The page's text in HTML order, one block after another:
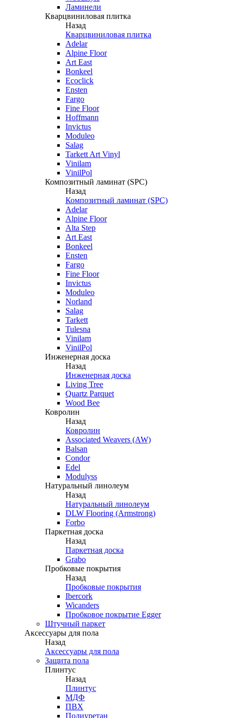
Ламинели
Кварцвиниловая плитка
Назад
Кварцвиниловая плитка
Adelar
Alpine Floor
Art East
Bonkeel
Ecoclick
Ensten
Fargo
Fine Floor
Hoffmann
Invictus
Moduleo
Salag
Tarkett Art Vinyl
Vinilam
VinilPol
Композитный ламинат (SPC)
Назад
Композитный ламинат (SPC)
Adelar
Alpine Floor
Alta Step
Art East
Bonkeel
Ensten
Fargo
Fine Floor
Invictus
Moduleo
Norland
Salag
Tarkett
Tulesna
Vinilam
VinilPol
Инженерная доска
Назад
Инженерная доска
Living Tree
Quartz Parquet
Wood Bee
Ковролин
Назад
Ковролин
Associated Weavers (AW)
Balsan
Condor
Edel
Modulyss
Натуральный линолеум
Назад
Натуральный линолеум
DLW Flooring (Armstrong)
Forbo
Паркетная доска
Назад
Паркетная доска
Grabo
Пробковые покрытия
Назад
Пробковые покрытия
Ibercork
Wicanders
Пробковое покрытие Egger
Штучный паркет
Аксессуары для пола
Назад
Аксессуары для пола
Защита пола
Плинтус
Назад
Плинтус
МДФ
ПВХ
Полиуретан